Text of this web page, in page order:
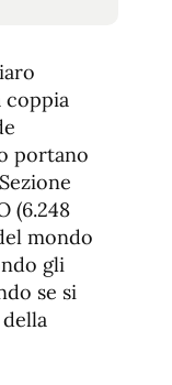
coppia
portano
(6.248
mondo
gli
se si